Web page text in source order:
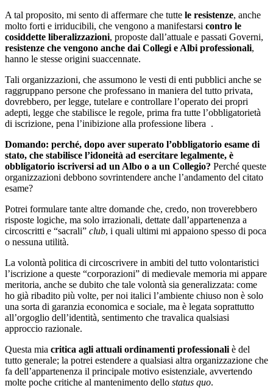
A tal proposito, mi sento di affermare che tutte le resistenze, anche
molto forti e irriducibili, che vengono a manifestarsi contro le
cosiddette liberalizzazioni, proposte dall’attuale e passati Governi,
resistenze che vengono anche dai Collegi e Albi professionali,
hanno le stesse origini suaccennate.
Tali organizzazioni, che assumono le vesti di enti pubblici anche se
raggruppano persone che professano in maniera del tutto privata,
dovrebbero, per legge, tutelare e controllare l’operato dei propri
adepti, legge che stabilisce le regole, prima fra tutte l’obbligatorietà
di iscrizione, pena l’inibizione alla professione libera .
Domando: perché, dopo aver superato l’obbligatorio esame di
stato, che stabilisce l’idoneità ad esercitare legalmente, è
obbligatorio iscriversi ad un Albo o a un Collegio? Perché queste
organizzazioni debbono sovrintendere anche l’andamento del citato
esame?
Potrei formulare tante altre domande che, credo, non troverebbero
risposte logiche, ma solo irrazionali, dettate dall’appartenenza a
circoscritti e “sacrali” club, i quali ultimi mi appaiono spesso di poca
o nessuna utilità.
La volontà politica di circoscrivere in ambiti del tutto volontaristici
l’iscrizione a queste “corporazioni” di medievale memoria mi appare
meritoria, anche se dubito che tale volontà sia generalizzata: come
ho già ribadito più volte, per noi italici l’ambiente chiuso non è solo
una sorta di garanzia economica e sociale, ma è legata soprattutto
all’orgoglio dell’identità, sentimento che travalica qualsiasi
approccio razionale.
Questa mia critica agli attuali ordinamenti professionali è del
tutto generale; la potrei estendere a qualsiasi altra organizzazione che
fa dell’appartenenza il principale motivo esistenziale, avvertendo
molte poche critiche al mantenimento dello status quo.